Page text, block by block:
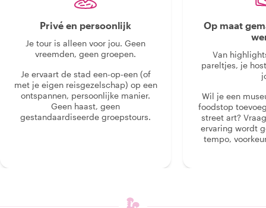
Privé en persoonlijk
Je tour is alleen voor jou. Geen
vreemden, geen groepen.
Je ervaart de stad een-op-een (of
met je eigen reisgezelschap) op een
ontspannen, persoonlijke manier.
Geen haast, geen
gestandaardiseerde groepstours.
Op maat
Van
pareltjes, je
Wil je een
foodstop
street art?
ervaring wordt
tempo,